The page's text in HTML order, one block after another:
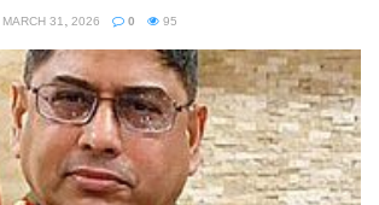
MARCH 31, 2026 0 95